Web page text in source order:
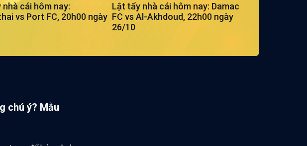
cái hôm nay:
vs Port FC, 20h00 ngày
Lật tẩy nhà cái hôm nay: Damac
FC vs Al-Akhdoud, 22h00 ngày
26/10
chú ý? Mẫu